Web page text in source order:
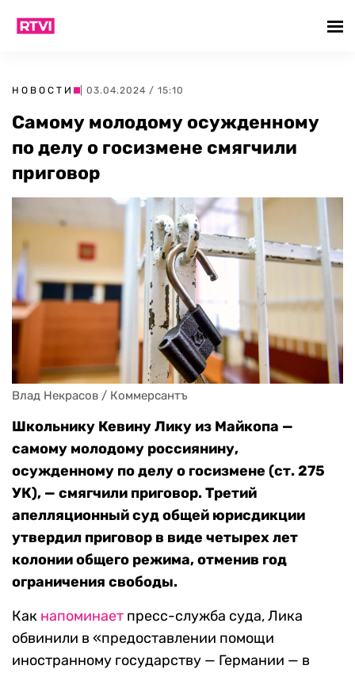
НОВОСТИ | 03.04.2024 / 15:10
Самому молодому осужденному
по делу о госизмене смягчили
приговор
Влад Некрасов / Коммерсантъ
Школьнику Кевину Лику из Майкопа —
самому молодому россиянину,
осужденному по делу о госизмене (ст. 275
УК), — смягчили приговор. Третий
апелляционный суд общей юрисдикции
утвердил приговор в виде четырех лет
колонии общего режима, отменив год
ограничения свободы.
Как напоминает пресс-служба суда, Лика
обвинили в «предоставлении помощи
иностранному государству — Германии — в